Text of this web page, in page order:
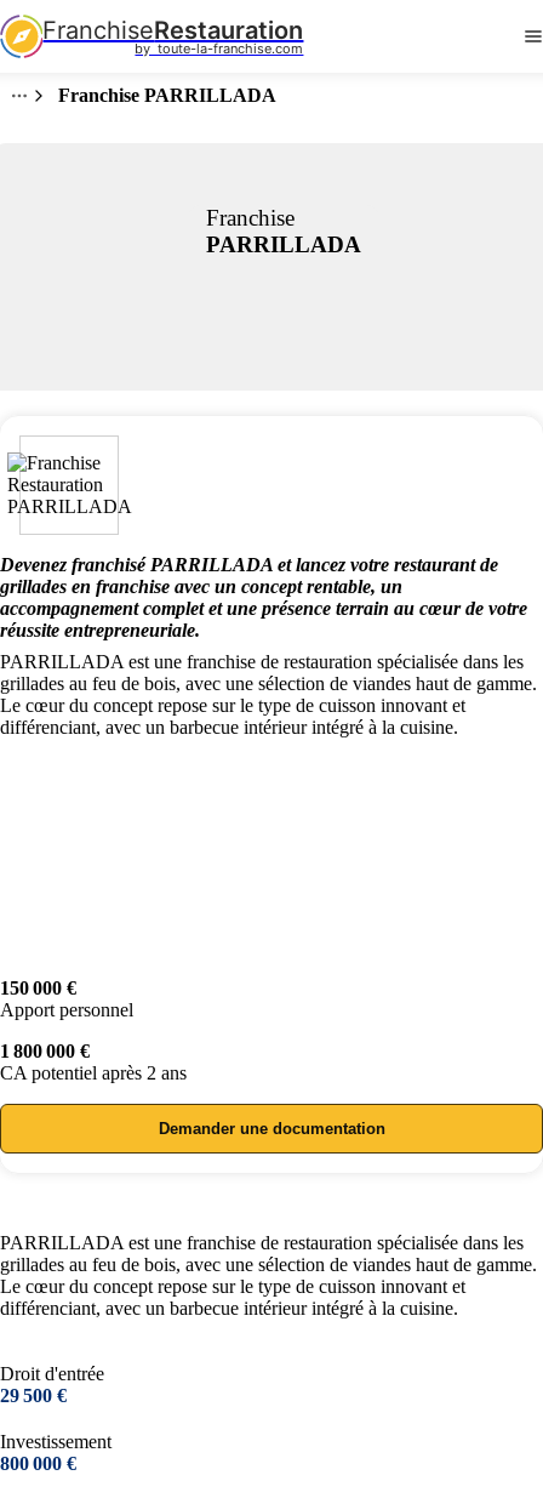
FranchiseRestauration
by  toute-la-franchise.com
Franchise PARRILLADA
Franchise
PARRILLADA
Devenez franchisé PARRILLADA et lancez votre restaurant de
grillades en franchise avec un concept rentable, un
accompagnement complet et une présence terrain au cœur de votre
réussite entrepreneuriale.
PARRILLADA est une franchise de restauration spécialisée dans les
grillades au feu de bois, avec une sélection de viandes haut de gamme.
Le cœur du concept repose sur le type de cuisson innovant et
différenciant, avec un barbecue intérieur intégré à la cuisine.
150 000 €
Apport personnel
1 800 000 €
CA potentiel après 2 ans
Demander une documentation
PARRILLADA est une franchise de restauration spécialisée dans les
grillades au feu de bois, avec une sélection de viandes haut de gamme.
Le cœur du concept repose sur le type de cuisson innovant et
différenciant, avec un barbecue intérieur intégré à la cuisine.
Droit d'entrée
29 500 €
Investissement
800 000 €